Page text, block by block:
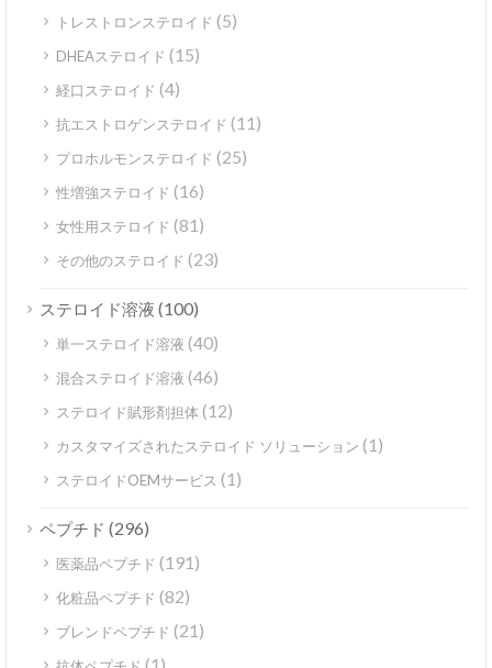
トレストロンステロイド (5)
DHEAステロイド (15)
経口ステロイド (4)
抗エストロゲンステロイド (11)
プロホルモンステロイド (25)
性増強ステロイド (16)
女性用ステロイド (81)
その他のステロイド (23)
ステロイド溶液 (100)
単一ステロイド溶液 (40)
混合ステロイド溶液 (46)
ステロイド賦形剤担体 (12)
カスタマイズされたステロイド ソリューション (1)
ステロイドOEMサービス (1)
ペプチド (296)
医薬品ペプチド (191)
化粧品ペプチド (82)
ブレンドペプチド (21)